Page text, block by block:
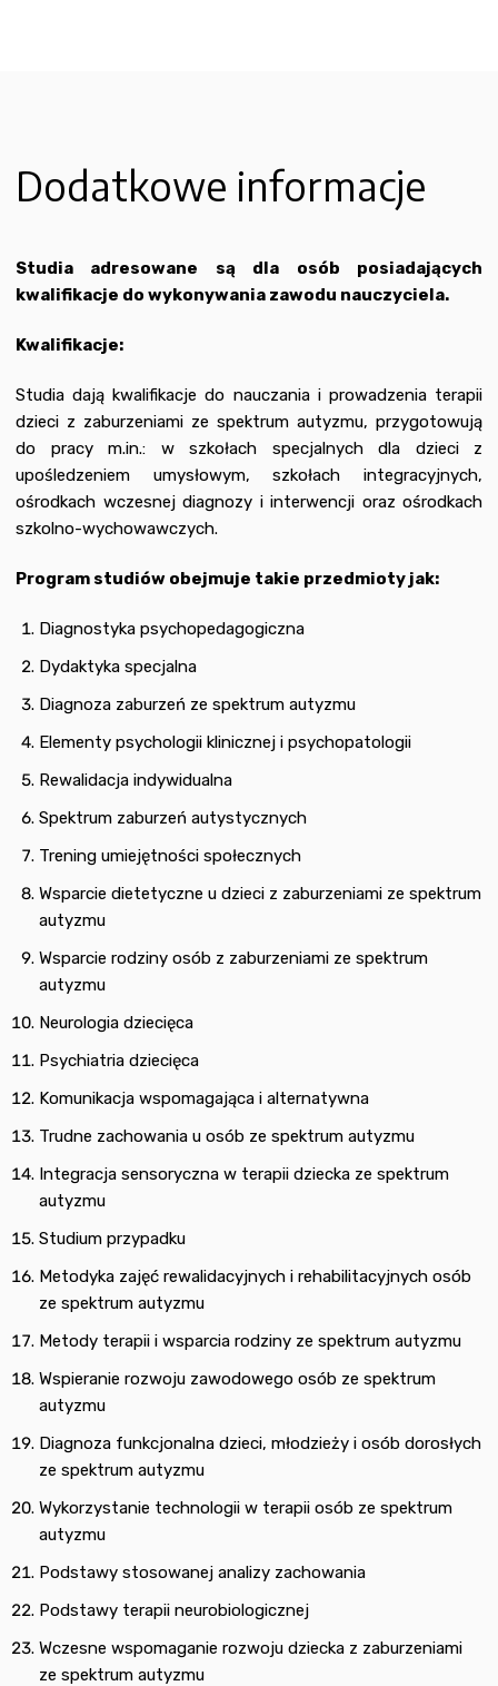
Dodatkowe informacje
Studia adresowane są dla osób posiadających
kwalifikacje do wykonywania zawodu nauczyciela.
Kwalifikacje:
Studia dają kwalifikacje do nauczania i prowadzenia terapii
dzieci z zaburzeniami ze spektrum autyzmu, przygotowują
do pracy m.in.: w szkołach specjalnych dla dzieci z
upośledzeniem umysłowym, szkołach integracyjnych,
ośrodkach wczesnej diagnozy i interwencji oraz ośrodkach
szkolno-wychowawczych.
Program studiów obejmuje takie przedmioty jak:
Diagnostyka psychopedagogiczna
Dydaktyka specjalna
Diagnoza zaburzeń ze spektrum autyzmu
Elementy psychologii klinicznej i psychopatologii
Rewalidacja indywidualna
Spektrum zaburzeń autystycznych
Trening umiejętności społecznych
Wsparcie dietetyczne u dzieci z zaburzeniami ze spektrum
autyzmu
Wsparcie rodziny osób z zaburzeniami ze spektrum
autyzmu
Neurologia dziecięca
Psychiatria dziecięca
Komunikacja wspomagająca i alternatywna
Trudne zachowania u osób ze spektrum autyzmu
Integracja sensoryczna w terapii dziecka ze spektrum
autyzmu
Studium przypadku
Metodyka zajęć rewalidacyjnych i rehabilitacyjnych osób
ze spektrum autyzmu
Metody terapii i wsparcia rodziny ze spektrum autyzmu
Wspieranie rozwoju zawodowego osób ze spektrum
autyzmu
Diagnoza funkcjonalna dzieci, młodzieży i osób dorosłych
ze spektrum autyzmu
Wykorzystanie technologii w terapii osób ze spektrum
autyzmu
Podstawy stosowanej analizy zachowania
Podstawy terapii neurobiologicznej
Wczesne wspomaganie rozwoju dziecka z zaburzeniami
ze spektrum autyzmu